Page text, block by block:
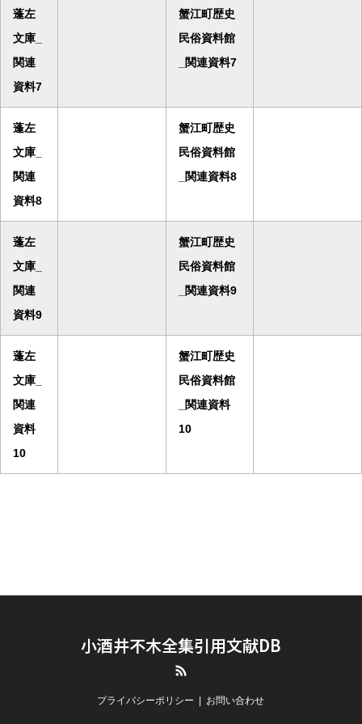
蓬左
文庫_
関連
資料7
蟹江町歴史
民俗資料館
_関連資料7
蓬左
文庫_
関連
資料8
蟹江町歴史
民俗資料館
_関連資料8
蓬左
文庫_
関連
資料9
蟹江町歴史
民俗資料館
_関連資料9
蓬左
文庫_
関連
資料
10
蟹江町歴史
民俗資料館
_関連資料
10
小酒井不木全集引用文献DB
プライバシーポリシー お問い合わせ